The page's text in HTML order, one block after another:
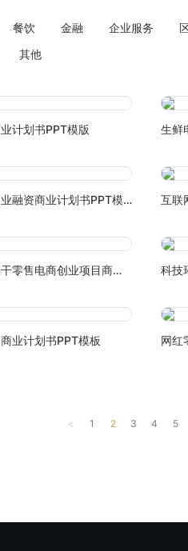
餐饮 金融 企业服务
其他
计划书PPT模版 生鲜
文化娱乐游戏短视频社交项目创业融资商业计划书PPT模板 互联
果蔬零食休闲食品水果干脱水果干零售电商创业项目商业计划书PPT模板 科技
业计划书PPT模板 网红
< 1 2 3 4 5